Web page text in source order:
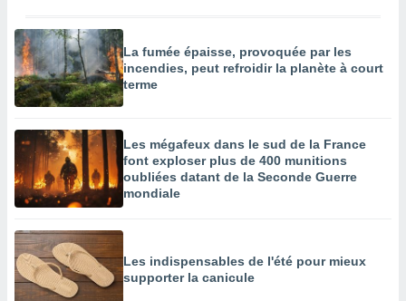
La fumée épaisse, provoquée par les
incendies, peut refroidir la planète à court
terme
Les mégafeux dans le sud de la France
font exploser plus de 400 munitions
oubliées datant de la Seconde Guerre
mondiale
Les indispensables de l'été pour mieux
supporter la canicule